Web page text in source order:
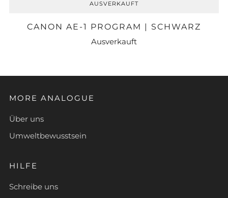
AUSVERKAUFT
CANON AE-1 PROGRAM | SCHWARZ
Ausverkauft
MORE ANALOGUE
Über uns
Umweltbewusstsein
HILFE
Schreibe uns